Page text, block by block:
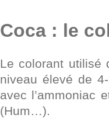
Coca : le
Le colorant utilisé
niveau élevé de
avec l’ammoniac
(Hum…).